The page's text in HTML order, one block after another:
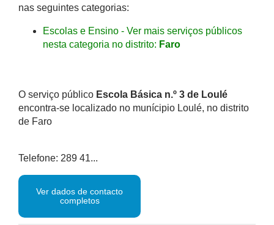
nas seguintes categorias:
Escolas e Ensino - Ver mais serviços públicos
nesta categoria no distrito: Faro
O serviço público Escola Básica n.º 3 de Loulé
encontra-se localizado no munícipio Loulé, no distrito
de Faro
Telefone: 289 41...
Ver dados de contacto
completos